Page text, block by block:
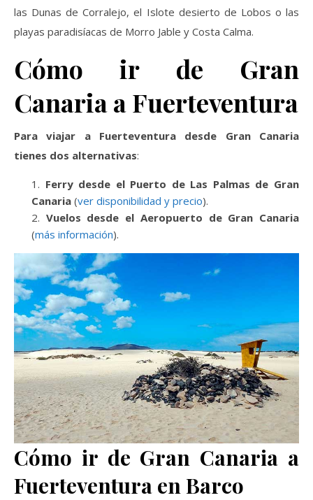
las Dunas de Corralejo, el Islote desierto de Lobos o las
playas paradisíacas de Morro Jable y Costa Calma.
Cómo ir de Gran
Canaria a Fuerteventura
Para viajar a Fuerteventura desde Gran Canaria
tienes dos alternativas:
Ferry desde el Puerto de Las Palmas de Gran
Canaria (ver disponibilidad y precio).
Vuelos desde el Aeropuerto de Gran Canaria
(más información).
Cómo ir de Gran Canaria a
Fuerteventura en Barco